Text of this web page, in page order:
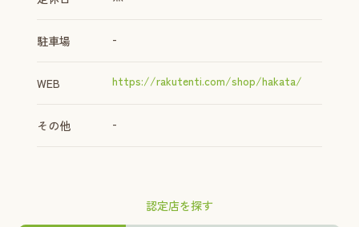
認定店を探す
駐車場 -
WEB https://rakutenti.com/shop/hakata/
その他 -